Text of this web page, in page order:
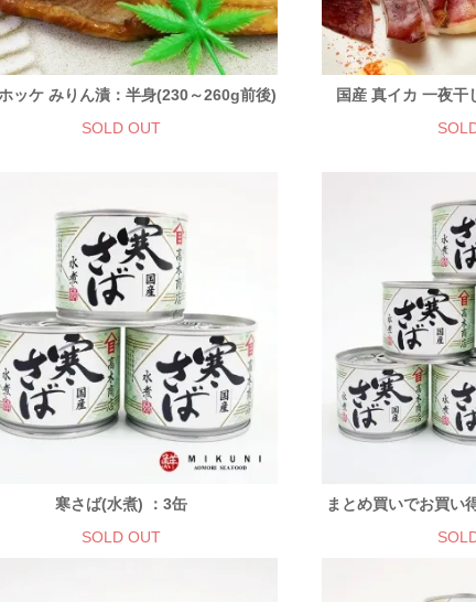
ッケ みりん漬：半身(230～260g前後)
SOLD OUT
国産 真イカ 一夜干
寒さば(水煮) ：3缶
SOLD OUT
まとめ買いでお買い